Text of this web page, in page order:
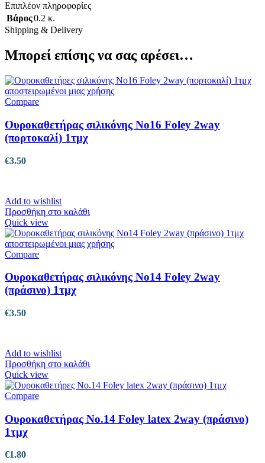
Επιπλέον πληροφορίες
Βάρος0.2 κ.
Shipping & Delivery
Μπορεί επίσης να σας αρέσει…
Compare
Ουροκαθετήρας σιλικόνης No16 Foley 2way
(πορτοκαλί) 1τμχ
€3.50
Add to wishlist
Προσθήκη στο καλάθι
Quick view
Compare
Ουροκαθετήρας σιλικόνης No14 Foley 2way
(πράσινο) 1τμχ
€3.50
Add to wishlist
Προσθήκη στο καλάθι
Quick view
Compare
Ουροκαθετήρας No.14 Foley latex 2way (πράσινο)
1τμχ
€1.80